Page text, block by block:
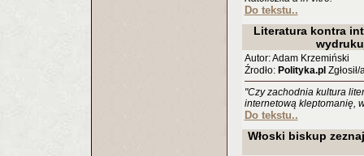
Do tekstu..
Literatura kontra
Autor: Adam Krzemiński
Źrodło: Polityka.pl
"Czy zachodnia kultura
internetową kleptomanię,
Do tekstu..
Włoski biskup